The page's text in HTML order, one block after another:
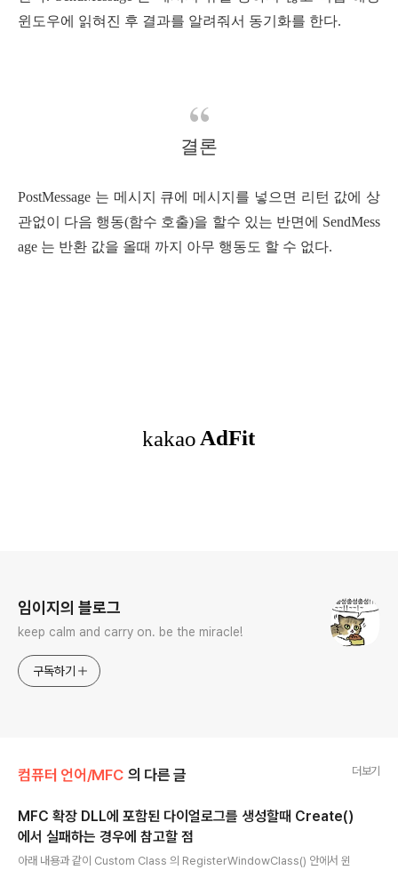
윈도우에 읽혀진 후 결과를 알려줘서 동기화를 한다.
결론
PostMessage 는 메시지 큐에 메시지를 넣으면 리턴 값에 상
관없이 다음 행동(함수 호출)을 할수 있는 반면에 SendMess
age 는 반환 값을 올때 까지 아무 행동도 할 수 없다.
임이지의 블로그
keep calm and carry on. be the miracle!
구독하기
컴퓨터 언어/MFC 의 다른 글 더보기
MFC 확장 DLL에 포함된 다이얼로그를 생성할때 Create()
에서 실패하는 경우에 참고할 점
아래 내용과 같이 Custom Class 의 RegisterWindowClass() 안에서 윈